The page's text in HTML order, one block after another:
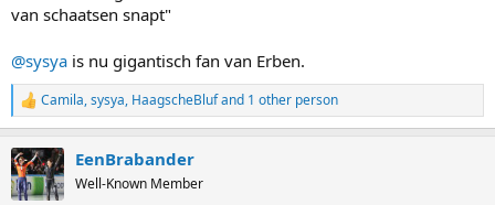
van schaatsen snapt"
@sysya is nu gigantisch fan van Erben.
R
e
c
t
i
Camila,sysya, HaagscheBlufand 1 other person
EenBrabander
Well-Known Member